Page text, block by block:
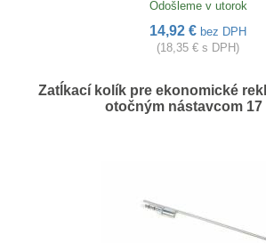
Odošleme v utorok
14,92 € bez DPH
(18,35 € s DPH)
Zatĺkací kolík pre ekonomické
otočným nástavcom 17